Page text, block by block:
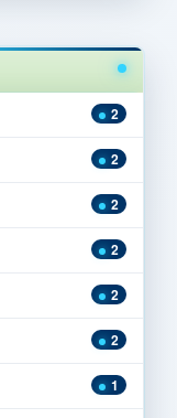
2
2
2
2
2
2
1